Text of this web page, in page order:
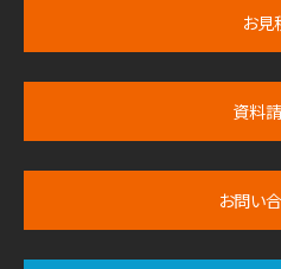
お見
資料
お問い